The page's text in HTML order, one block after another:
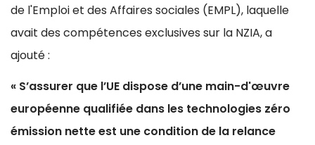
de l'Emploi et des Affaires sociales (EMPL), laquelle
avait des compétences exclusives sur la NZIA, a
ajouté :
« S’assurer que l’UE dispose d’une main-d'œuvre
européenne qualifiée dans les technologies zéro
émission nette est une condition de la relance